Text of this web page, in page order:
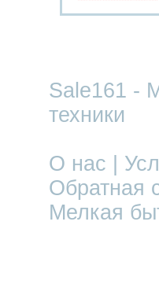
Sale161 -
техники
О нас |
Обратная
Мелкая